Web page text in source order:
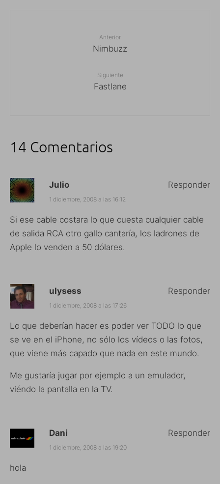
Anterior
Nimbuzz
Siguiente
Fastlane
14 Comentarios
Julio
1 diciembre, 2008 a las 16:12
Si ese cable costara lo que cuesta cualquier cable
de salida RCA otro gallo cantaría, los ladrones de
Apple lo venden a 50 dólares.
Responder
ulysess
1 diciembre, 2008 a las 17:26
Lo que deberían hacer es poder ver TODO lo que
se ve en el iPhone, no sólo los vídeos o las fotos,
que viene más capado que nada en este mundo.
Me gustaría jugar por ejemplo a un emulador,
viéndo la pantalla en la TV.
Responder
Dani
1 diciembre, 2008 a las 19:20
hola
Responder